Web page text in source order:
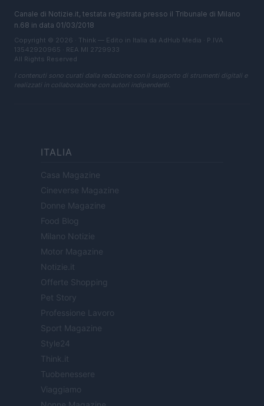
Canale di Notizie.it, testata registrata presso il Tribunale di Milano
n.68 in data 01/03/2018
Copyright © 2026 · Think — Edito in Italia da AdHub Media · P.IVA
13542920965 · REA MI 2729933
All Rights Reserved
I contenuti sono curati dalla redazione con il supporto di strumenti digitali e
realizzati in collaborazione con autori indipendenti.
ITALIA
Casa Magazine
Cineverse Magazine
Donne Magazine
Food Blog
Milano Notizie
Motor Magazine
Notizie.it
Offerte Shopping
Pet Story
Professione Lavoro
Sport Magazine
Style24
Think.it
Tuobenessere
Viaggiamo